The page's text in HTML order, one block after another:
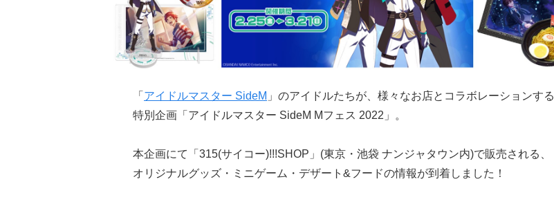
「 アイドルマスター SideM 」のアイドルたちが、様々なお店とコラボレーションする
特別企画「アイドルマスター SideM Mフェス 2022」。
本企画にて「315(サイコー)!!!SHOP」(東京・池袋 ナンジャタウン内)で販売される、
オリジナルグッズ・ミニゲーム・デザート&フードの情報が到着しました！